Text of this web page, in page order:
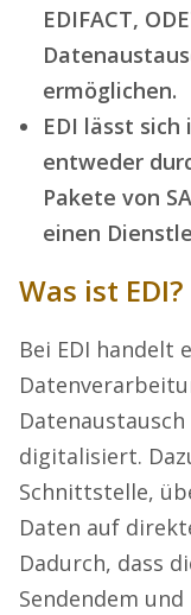
EDIFACT,
ermöglichen.
EDI lässt
entweder
Pakete von
einen
Was ist EDI?
Bei EDI handelt
digitalisiert.
Schnittstelle,
Daten auf
Dadurch, dass
Sendendem